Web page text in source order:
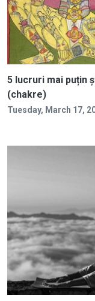
5 lucruri mai puțin
(chakre)
Tuesday, March 17,